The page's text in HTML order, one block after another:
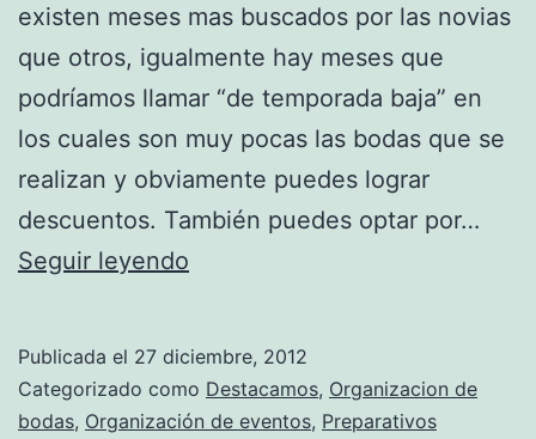
existen meses mas buscados por las novias
que otros, igualmente hay meses que
podríamos llamar “de temporada baja” en
los cuales son muy pocas las bodas que se
realizan y obviamente puedes lograr
descuentos. También puedes optar por…
Seguir leyendo
los
costes
Publicada el 27 diciembre, 2012
Categorizado como Destacamos, Organizacion de
bodas, Organización de eventos, Preparativos